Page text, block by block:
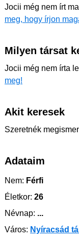
Jocii még nem írt
meg, hogy írjon
Milyen társat
Jocii még nem írta
meg!
Akit keresek
Szeretnék
Adataim
Nem: Férfi
Életkor: 26
Névnap: ...
Város: Nyíracsád